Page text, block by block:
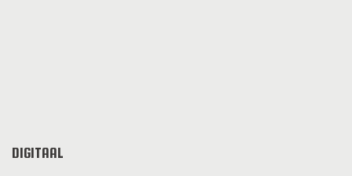
DIGITAAL